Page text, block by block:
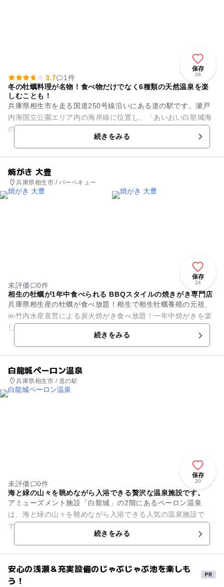
保存
26
3.7
1件
冬の牡蠣料理が名物！食べ物だけでなく6種類の天然温泉を楽
しむことも！
兵庫県相生市を走る国道250号線沿いにある道の駅です。瀬戸
内海国立公園エリア内の海岸線に位置し、「あいおい白龍城海
の駅」として海の駅にも登録されています。施設内には、勇壮
なペーロン競漕を繰り広げ...続きをみる
焼がき 大豊
兵庫県相生市 / バーベキュー
保存
24
未評価
0件
相生の牡蠣が1年中食べられる BBQスタイルの焼きがき専門店
兵庫県相生産の牡蠣が食べ放題！相生で相生牡蠣養殖の元祖、
㈱竹内水産直営による炭火焼がき食べ放題！一年中焼がきを楽
しめ、BBQスタイルで子供から大人まで楽しめる♪
続きをみる
白龍城ペーロン温泉
兵庫県相生市 / 道の駅
保存
20
未評価
0件
海と緑の山々を眺めながら入浴できる贅沢な温泉施設です。
アミューズメント施設「白龍城」の2階にあるペーロン温泉
は、海と緑の山々を眺めながら入浴できる人気の温泉施設で
す。 温泉成分の濃い天然温泉になっており、日頃の疲れを癒し
てくれます。 ジャグジー...続きをみる
安心の浅瀬＆充実設備のじゃぶじゃぶ池を楽しも
う！